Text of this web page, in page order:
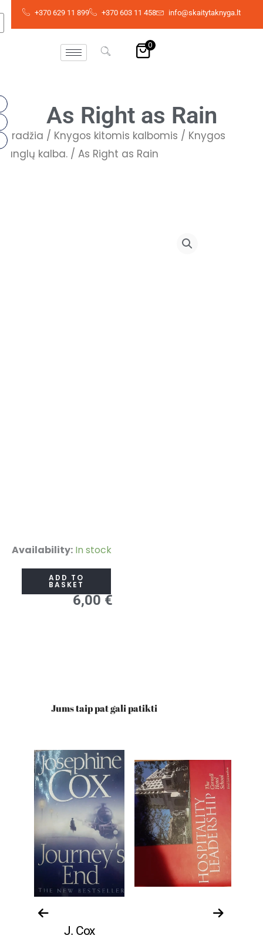
+370 629 11 899 +370 603 11 458 info@skaitytaknyga.lt
0
As Right as Rain
Pradžia / Knygos kitomis kalbomis / Knygos
anglų kalba. / As Right as Rain
Availability: In stock
As
Right
ADD TO
BASKET
6,00 €
Jums taip pat gali patikti
Grožinė literatūra
J. Cox